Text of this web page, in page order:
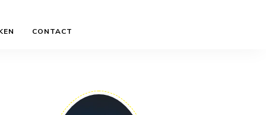
CONTACT